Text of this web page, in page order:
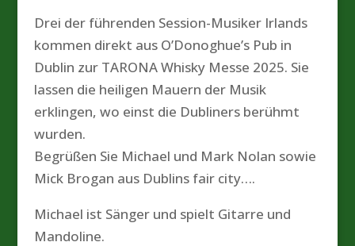
Drei der führenden Session-Musiker Irlands
kommen direkt aus O’Donoghue’s Pub in
Dublin zur TARONA Whisky Messe 2025. Sie
lassen die heiligen Mauern der Musik
erklingen, wo einst die Dubliners berühmt
wurden.
Begrüßen Sie Michael und Mark Nolan sowie
Mick Brogan aus Dublins fair city….
Michael ist Sänger und spielt Gitarre und
Mandoline.